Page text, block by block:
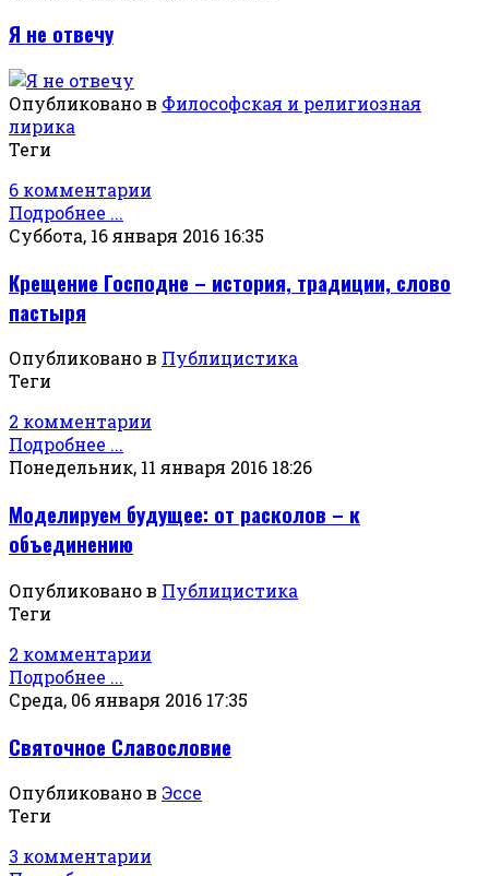
Я не отвечу
Опубликовано в Философская и религиозная
лирика
Теги
6 комментарии
Подробнее ...
Суббота, 16 января 2016 16:35
Крещение Господне – история, традиции, слово
пастыря
Опубликовано в Публицистика
Теги
2 комментарии
Подробнее ...
Понедельник, 11 января 2016 18:26
Моделируем будущее: от расколов – к
объединению
Опубликовано в Публицистика
Теги
2 комментарии
Подробнее ...
Среда, 06 января 2016 17:35
Святочное Славословие
Опубликовано в Эссе
Теги
3 комментарии